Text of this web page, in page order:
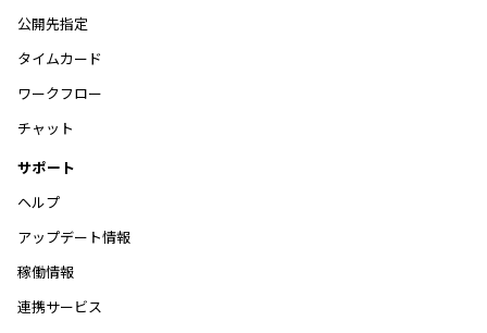
公開先指定
タイムカード
ワークフロー
チャット
サポート
ヘルプ
アップデート情報
稼働情報
連携サービス